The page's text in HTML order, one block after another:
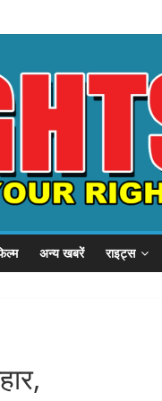
अन्य खबरें राइट्स